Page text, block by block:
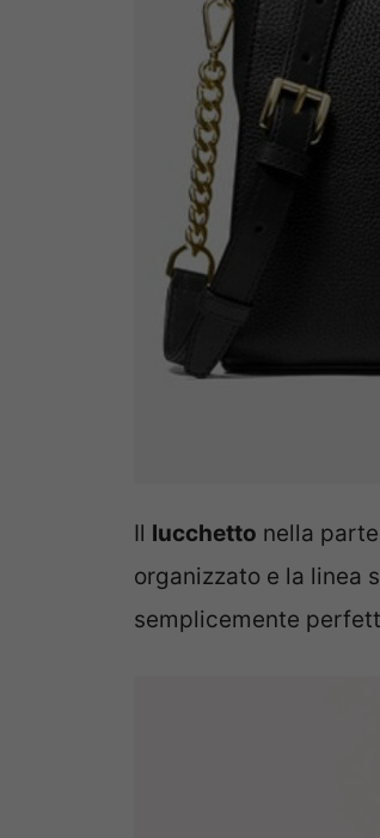
Il lucchetto nella
organizzato e la linea
semplicemente